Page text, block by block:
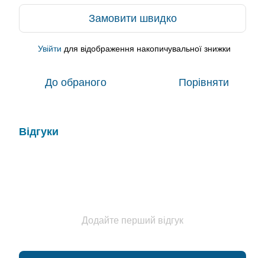
Замовити швидко
Увійти для відображення накопичувальної знижки
До обраного Порівняти
Відгуки
Додайте перший відгук